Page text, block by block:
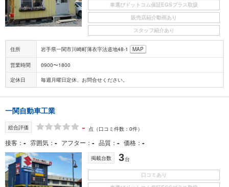
車選びドットコム保証EGSプラス取扱
販売店紹介動画あり
スタッフ紹介あり
住所 岩手県一関市川崎町薄衣字法道地48-1 MAP
営業時間 0900〜1800
定休日 毎週月曜日定休、お問合せください。
一関自動車工業
総合評価 - 点 （口コミ件数：0件）
接客 - 雰囲気 - アフター - 品質 - 価格 -
掲載台数 3台
口コミあり